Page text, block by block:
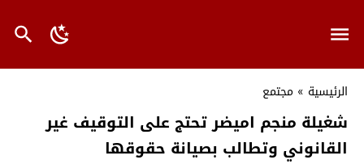
الرئيسية » مجتمع
شغيلة منجم اميضر تحتج على التوقيف غير
القانوني وتطالب بصيانة حقوقها